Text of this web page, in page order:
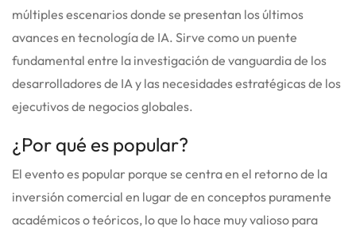
múltiples escenarios donde se presentan los últimos
avances en tecnología de IA. Sirve como un puente
fundamental entre la investigación de vanguardia de los
desarrolladores de IA y las necesidades estratégicas de los
ejecutivos de negocios globales.
¿Por qué es popular?
El evento es popular porque se centra en el retorno de la
inversión comercial en lugar de en conceptos puramente
académicos o teóricos, lo que lo hace muy valioso para